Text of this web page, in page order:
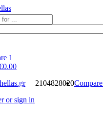
1
0.00
2104828020Compare
or sign in